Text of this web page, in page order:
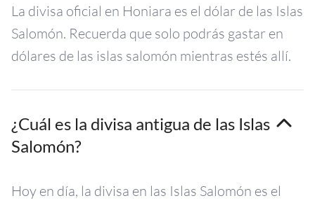
La divisa oficial en Honiara es el dólar de las Islas
Salomón. Recuerda que solo podrás gastar en
dólares de las islas salomón mientras estés allí.
¿Cuál es la divisa antigua de las Islas
Salomón?
Hoy en día, la divisa en las Islas Salomón es el